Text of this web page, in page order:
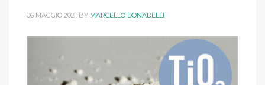
06 MAGGIO 2021 BY MARCELLO DONADELLI